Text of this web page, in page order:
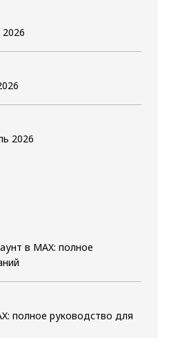
2026
в MAX: полное
полное руководство для